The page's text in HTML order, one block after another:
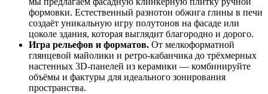
формовки. Естественный разнотон обжига глины в печи
создаёт уникальную игру полутонов на фасаде или
цоколе здания, которая выглядит благородно и дорого.
Игра рельефов и форматов. От мелкоформатной
глянцевой майолики и ретро‑кабанчика до трёхмерных
настенных 3D‑панелей из керамики — комбинируйте
объёмы и фактуры для идеального зонирования
пространства.